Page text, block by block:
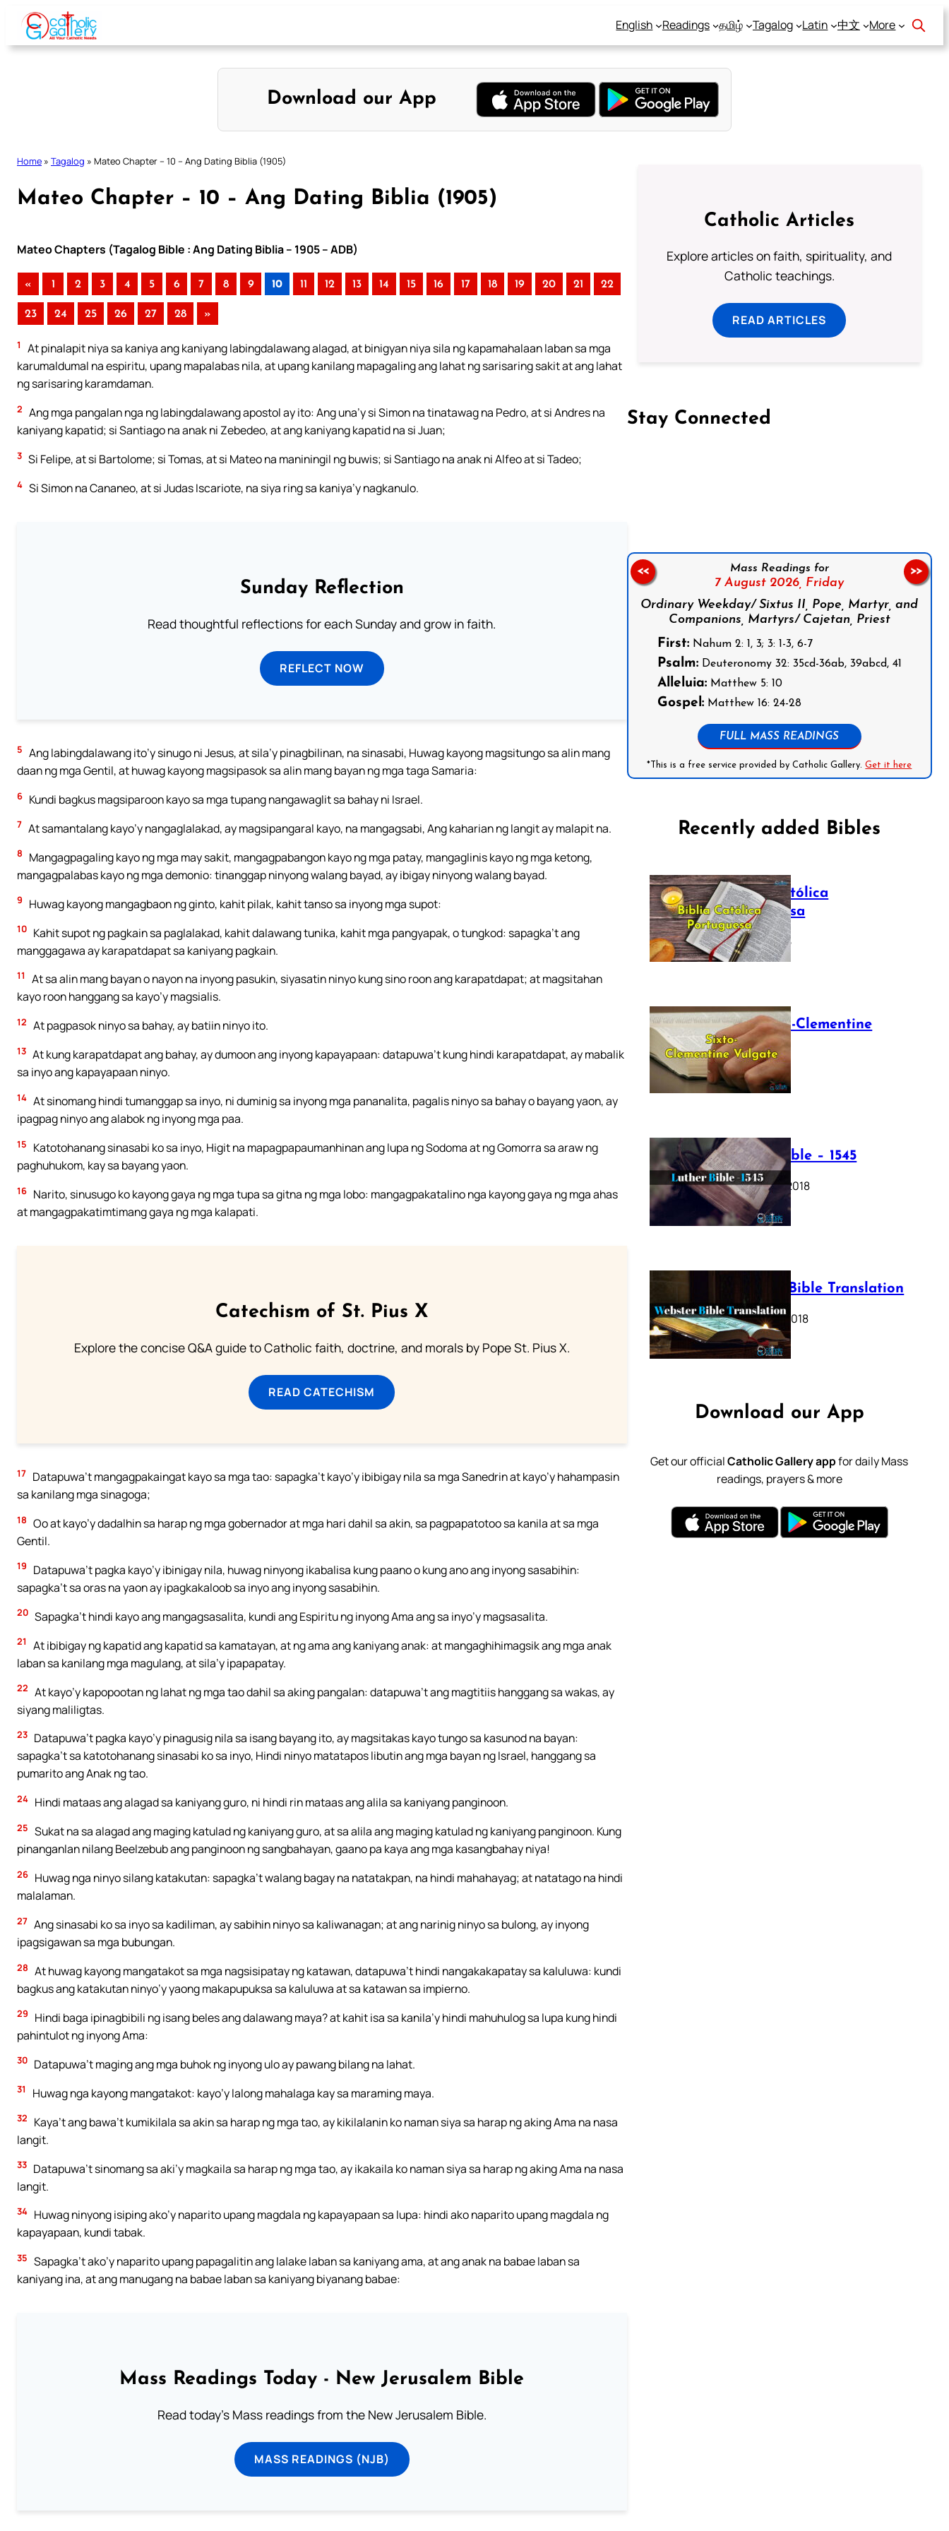
Skip
content
English Readings தமிழ் Tagalog Latin 中文 More
Download our App
Home » Tagalog » Mateo Chapter – 10 – Ang Dating Biblia (1905)
Mateo Chapter – 10 – Ang Dating Biblia (1905)
Mateo Chapters (Tagalog Bible : Ang Dating Biblia – 1905 – ADB)
« 1 2 3 4 5 6 7 8 9 10 11 12 13 14 15 16 17 18 19 20 21 22
23 24 25 26 27 28 »
1
At pinalapit niya sa kaniya ang kaniyang labingdalawang alagad, at binigyan niya sila ng kapamahalaan laban sa mga
karumaldumal na espiritu, upang mapalabas nila, at upang kanilang mapagaling ang lahat ng sarisaring sakit at ang lahat
ng sarisaring karamdaman.
2 Ang mga pangalan nga ng labingdalawang apostol ay ito: Ang una’y si Simon na tinatawag na Pedro, at si Andres na
kaniyang kapatid; si Santiago na anak ni Zebedeo, at ang kaniyang kapatid na si Juan;
3 Si Felipe, at si Bartolome; si Tomas, at si Mateo na maniningil ng buwis; si Santiago na anak ni Alfeo at si Tadeo;
4 Si Simon na Cananeo, at si Judas Iscariote, na siya ring sa kaniya’y nagkanulo.
Sunday Reflection
Read thoughtful reflections for each Sunday and grow in faith.
REFLECT NOW
5 Ang labingdalawang ito’y sinugo ni Jesus, at sila’y pinagbilinan, na sinasabi, Huwag kayong magsitungo sa alin mang
daan ng mga Gentil, at huwag kayong magsipasok sa alin mang bayan ng mga taga Samaria:
6 Kundi bagkus magsiparoon kayo sa mga tupang nangawaglit sa bahay ni Israel.
7 At samantalang kayo’y nangaglalakad, ay magsipangaral kayo, na mangagsabi, Ang kaharian ng langit ay malapit na.
8
Mangagpagaling kayo ng mga may sakit, mangagpabangon kayo ng mga patay, mangaglinis kayo ng mga ketong,
mangagpalabas kayo ng mga demonio: tinanggap ninyong walang bayad, ay ibigay ninyong walang bayad.
9 Huwag kayong mangagbaon ng ginto, kahit pilak, kahit tanso sa inyong mga supot:
10 Kahit supot ng pagkain sa paglalakad, kahit dalawang tunika, kahit mga pangyapak, o tungkod: sapagka’t ang
manggagawa ay karapatdapat sa kaniyang pagkain.
11
At sa alin mang bayan o nayon na inyong pasukin, siyasatin ninyo kung sino roon ang karapatdapat; at magsitahan
kayo roon hanggang sa kayo’y magsialis.
12 At pagpasok ninyo sa bahay, ay batiin ninyo ito.
13 At kung karapatdapat ang bahay, ay dumoon ang inyong kapayapaan: datapuwa’t kung hindi karapatdapat, ay mabalik
sa inyo ang kapayapaan ninyo.
14 At sinomang hindi tumanggap sa inyo, ni duminig sa inyong mga pananalita, pagalis ninyo sa bahay o bayang yaon, ay
ipagpag ninyo ang alabok ng inyong mga paa.
15
Katotohanang sinasabi ko sa inyo, Higit na mapagpapaumanhinan ang lupa ng Sodoma at ng Gomorra sa araw ng
paghuhukom, kay sa bayang yaon.
16 Narito, sinusugo ko kayong gaya ng mga tupa sa gitna ng mga lobo: mangagpakatalino nga kayong gaya ng mga ahas
at mangagpakatimtimang gaya ng mga kalapati.
Catechism of St. Pius X
Explore the concise Q&A guide to Catholic faith, doctrine, and morals by Pope St. Pius X.
READ CATECHISM
17 Datapuwa’t mangagpakaingat kayo sa mga tao: sapagka’t kayo’y ibibigay nila sa mga Sanedrin at kayo’y hahampasin
sa kanilang mga sinagoga;
18 Oo at kayo’y dadalhin sa harap ng mga gobernador at mga hari dahil sa akin, sa pagpapatotoo sa kanila at sa mga
Gentil.
19
Datapuwa’t pagka kayo’y ibinigay nila, huwag ninyong ikabalisa kung paano o kung ano ang inyong sasabihin:
sapagka’t sa oras na yaon ay ipagkakaloob sa inyo ang inyong sasabihin.
20 Sapagka’t hindi kayo ang mangagsasalita, kundi ang Espiritu ng inyong Ama ang sa inyo’y magsasalita.
21
At ibibigay ng kapatid ang kapatid sa kamatayan, at ng ama ang kaniyang anak: at mangaghihimagsik ang mga anak
laban sa kanilang mga magulang, at sila’y ipapapatay.
22 At kayo’y kapopootan ng lahat ng mga tao dahil sa aking pangalan: datapuwa’t ang magtitiis hanggang sa wakas, ay
siyang maliligtas.
23 Datapuwa’t pagka kayo’y pinagusig nila sa isang bayang ito, ay magsitakas kayo tungo sa kasunod na bayan:
sapagka’t sa katotohanang sinasabi ko sa inyo, Hindi ninyo matatapos libutin ang mga bayan ng Israel, hanggang sa
pumarito ang Anak ng tao.
24 Hindi mataas ang alagad sa kaniyang guro, ni hindi rin mataas ang alila sa kaniyang panginoon.
25 Sukat na sa alagad ang maging katulad ng kaniyang guro, at sa alila ang maging katulad ng kaniyang panginoon. Kung
pinanganlan nilang Beelzebub ang panginoon ng sangbahayan, gaano pa kaya ang mga kasangbahay niya!
26 Huwag nga ninyo silang katakutan: sapagka’t walang bagay na natatakpan, na hindi mahahayag; at natatago na hindi
malalaman.
27 Ang sinasabi ko sa inyo sa kadiliman, ay sabihin ninyo sa kaliwanagan; at ang narinig ninyo sa bulong, ay inyong
ipagsigawan sa mga bubungan.
28 At huwag kayong mangatakot sa mga nagsisipatay ng katawan, datapuwa’t hindi nangakakapatay sa kaluluwa: kundi
bagkus ang katakutan ninyo’y yaong makapupuksa sa kaluluwa at sa katawan sa impierno.
29
Hindi baga ipinagbibili ng isang beles ang dalawang maya? at kahit isa sa kanila’y hindi mahuhulog sa lupa kung hindi
pahintulot ng inyong Ama:
30 Datapuwa’t maging ang mga buhok ng inyong ulo ay pawang bilang na lahat.
31 Huwag nga kayong mangatakot: kayo’y lalong mahalaga kay sa maraming maya.
32
Kaya’t ang bawa’t kumikilala sa akin sa harap ng mga tao, ay kikilalanin ko naman siya sa harap ng aking Ama na nasa
langit.
33 Datapuwa’t sinomang sa aki’y magkaila sa harap ng mga tao, ay ikakaila ko naman siya sa harap ng aking Ama na nasa
langit.
34 Huwag ninyong isiping ako’y naparito upang magdala ng kapayapaan sa lupa: hindi ako naparito upang magdala ng
kapayapaan, kundi tabak.
35 Sapagka’t ako’y naparito upang papagalitin ang lalake laban sa kaniyang ama, at ang anak na babae laban sa
kaniyang ina, at ang manugang na babae laban sa kaniyang biyanang babae:
Mass Readings Today - New Jerusalem Bible
Read today's Mass readings from the New Jerusalem Bible.
MASS READINGS (NJB)
Catholic Articles
Explore articles on faith, spirituality, and
Catholic teachings.
READ ARTICLES
Stay Connected
Mass Readings for
7 August 2026, Friday
Ordinary Weekday/ Sixtus II, Pope, Martyr, and
Companions, Martyrs/ Cajetan, Priest
First:Nahum 2: 1, 3; 3: 1-3, 6-7
Psalm:Deuteronomy 32: 35cd-36ab, 39abcd, 41
Alleluia:Matthew 5: 10
Gospel:Matthew 16: 24-28
FULL MASS READINGS
*This is a free service provided by Catholic Gallery.Get it here
<< >>
Recently added Bibles
Bíblia Católica
Portuguesa
July 16, 2025
The Sixto-Clementine
Vulgate
July 12, 2025
Luther Bible – 1545
October 17, 2018
Webster Bible Translation
October 11, 2018
Download our App
Get our officialCatholic Gallery appfor daily Mass
readings, prayers & more